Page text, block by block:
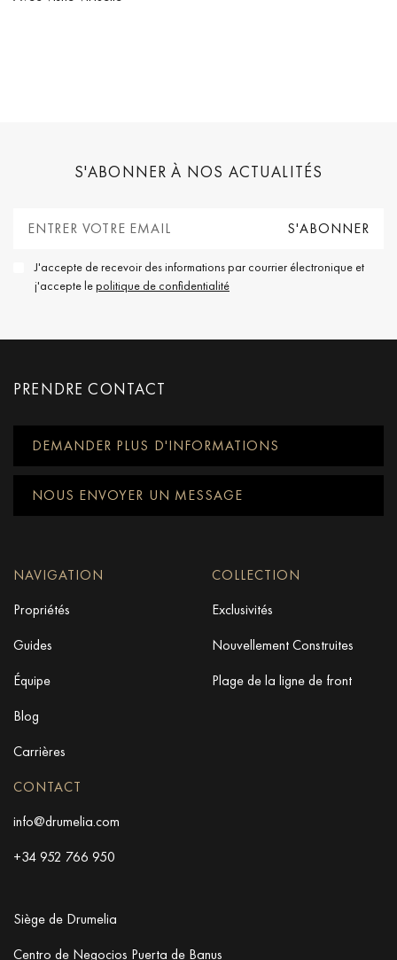
S'ABONNER À NOS ACTUALITÉS
J'accepte de recevoir des informations par courrier électronique et
j'accepte lepolitique de confidentialité
PRENDRE CONTACT
DEMANDER PLUS D'INFORMATIONS
NOUS ENVOYER UN MESSAGE
NAVIGATION
Propriétés
Guides
Équipe
Blog
Carrières
COLLECTION
Exclusivités
Nouvellement Construites
Plage de la ligne de front
CONTACT
info@drumelia.com
+34 952 766 950
Siège de Drumelia
Centro de Negocios Puerta de Banus